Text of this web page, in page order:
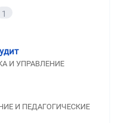
1
И УПРАВЛЕНИЕ
И ПЕДАГОГИЧЕСКИЕ